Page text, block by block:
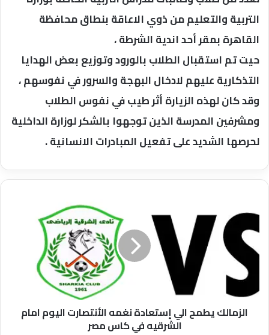
التربية والتعليم من ذوي الاعاقة بنطاق محافظة
القاهرة بمقر أحد اندية الشرطة ،
حيت تم استقبال الطلاب بالورود وتوزيع بعض الهدايا
التذكارية عليهم لادخال البهجة والسرور في نفوسهم ،
وقد كان لهذه الزيارة أثر طيب في نفوس الطلاب
ومشرفين المدرسة الذين توجهوا بالشكر لوزارة الداخلية
لحرصها الشديد على تفعيل المبادرات الانسانية .
يطمح
إستعادة
نغمه
الأنتصارت
اليوم
الشرقيه
الزمالك يطمح الي إستعادة نغمه الأنتصارت اليوم امام
الشرقيه في كاس مصر